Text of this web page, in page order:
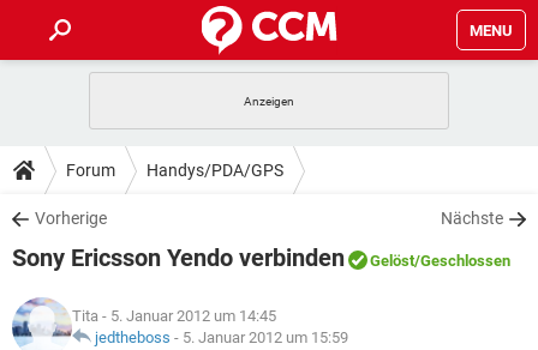
MENU
ANDROID IOS
WINDOWS 10
WHATSAPP TIKTOK
FACEBOOK
TIPPS & TRICKS
SPIELE STREAMING
WHATSAPP
DOWNLOADS
SPIELE STREAMING
ANDROID
WINDOWS 10 INSTAGRAM
FORUM
SPIELE
LEXIKON
Forum Handys/PDA/GPS
Vorherige Nächste
Sony Ericsson Yendo verbinden Gelöst/Geschlossen
Tita - 5. Januar 2012 um 14:45
jedtheboss - 5. Januar 2012 um 15:59